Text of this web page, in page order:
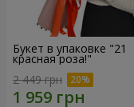
Букет в упаковке "21
красная роза!"
2 449 грн